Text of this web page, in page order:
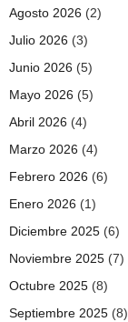
Agosto 2026 (2)
Julio 2026 (3)
Junio 2026 (5)
Mayo 2026 (5)
Abril 2026 (4)
Marzo 2026 (4)
Febrero 2026 (6)
Enero 2026 (1)
Diciembre 2025 (6)
Noviembre 2025 (7)
Octubre 2025 (8)
Septiembre 2025 (8)